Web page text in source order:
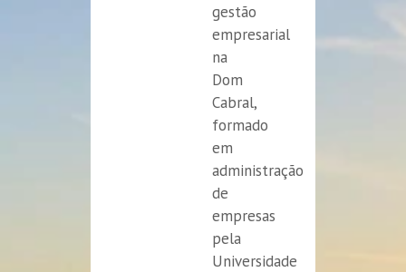
gestão
empresarial
na
Dom
Cabral,
formado
em
administração
de
empresas
pela
Universidade